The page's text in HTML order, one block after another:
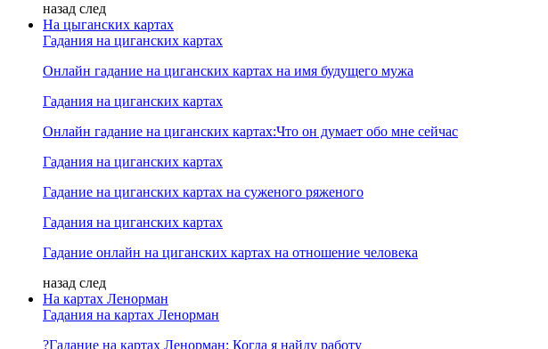
назад след
На цыганских картах
Гадания на циганских картах
Онлайн гадание на циганских картах на имя будущего мужа
Гадания на циганских картах
Онлайн гадание на циганских картах:Что он думает обо мне сейчас
Гадания на циганских картах
Гадание на циганских картах на суженого ряженого
Гадания на циганских картах
Гадание онлайн на циганских картах на отношение человека
назад след
На картах Ленорман
Гадания на картах Ленорман
?Гадание на картах Ленорман: Когда я найду работу